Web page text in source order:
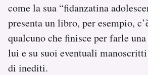
come la sua “fidanzatina
presenta un libro, per esempio,
qualcuno che finisce per farle
lui e su suoi eventuali
di inediti.